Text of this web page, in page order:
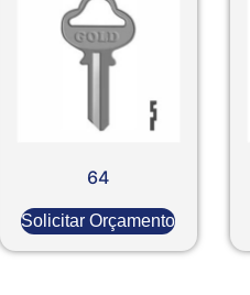
64
Solicitar Orçamento